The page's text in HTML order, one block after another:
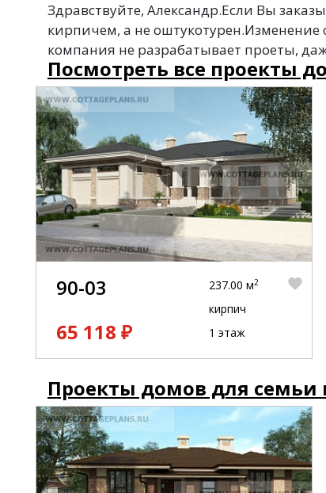
Здравствуйте, Александр.Если Вы
кирпичем, а не
компания не разрабатывает проеты,
Посмотреть все проекты
90-03
65 118 ₽
237.00 м2
кирпич
1 этаж
Проекты домов для семьи